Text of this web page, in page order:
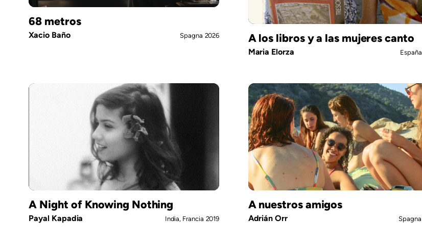
68 metros
Xacio Baño Spagna 2026 A los libros y a las mujeres canto
Maria Elorza España
A Night of Knowing Nothing
Payal Kapadia India, Francia 2019
A nuestros amigos
Adrián Orr Spagna